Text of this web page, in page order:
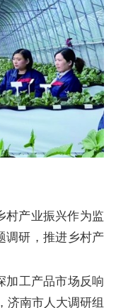
村产业振兴作为监
调研，推进乡村产
加工产品市场反响
济南市人大调研组